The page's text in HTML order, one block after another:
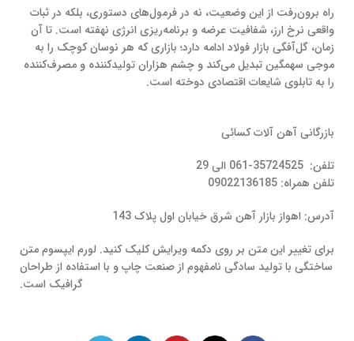
راه برون‌رفت از این وضعیت، نه در فرمول‌های دستوری، بلکه در ثبات
واقعی نرخ ارز، شفافیت عرضه و برنامه‌ریزی انرژی نهفته است. تا آن
زمان، گل‌آفگی بازار فولاد ادامه دارد؛ بازاری که هر نوسان کوچک را به
موجی سهمگین تبدیل می‌کند و چشم هزاران تولیدکننده و مصرف‌کننده
را به تابلوی شایعات اقتصادی دوخته است.
بازرگانی آهن آلات کسائی
تلفن: 35724525-061 الی 29
تلفن همراه: 09022136185
آدرس: اهواز بازار آهن شرق خیابان اول پلاک 143
برای تغییر این متن بر روی دکمه ویرایش کلیک کنید. لورم ایپسوم متن
ساختگی با تولید سادگی نامفهوم از صنعت چاپ و با استفاده از طراحان
گرافیک است.